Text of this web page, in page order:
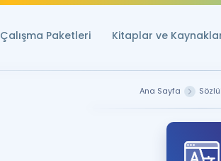
Çalışma Paketleri Kitaplar ve
Ana Sayfa